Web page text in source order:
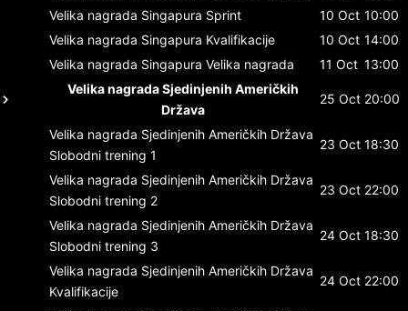
Velika nagrada Singapura Sprint 10 Oct 10:00
Velika nagrada Singapura Kvalifikacije 10 Oct 14:00
Velika nagrada Singapura Velika nagrada 11 Oct 13:00
Velika nagrada Sjedinjenih Američkih
Država
25 Oct 20:00
Velika nagrada Sjedinjenih Američkih Država
Slobodni trening 1
23 Oct 18:30
Velika nagrada Sjedinjenih Američkih Država
Slobodni trening 2
23 Oct 22:00
Velika nagrada Sjedinjenih Američkih Država
Slobodni trening 3
24 Oct 18:30
Velika nagrada Sjedinjenih Američkih Država
Kvalifikacije
24 Oct 22:00